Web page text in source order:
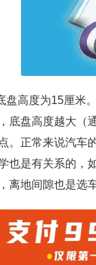
盘高度为15厘米
底盘高度越大（
。正常来说汽车
也是有关系的，
离地间隙也是选